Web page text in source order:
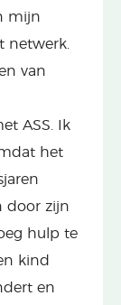
mijn
netwerk.
van
ASS. Ik
het
door zijn
hulp te
kind
en